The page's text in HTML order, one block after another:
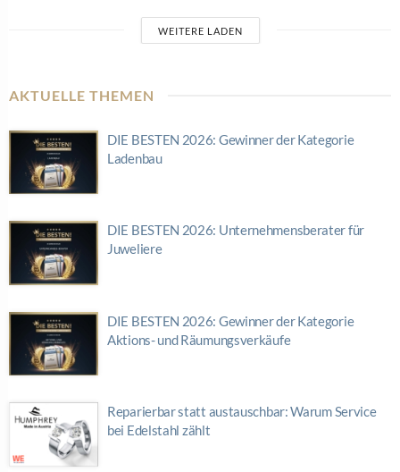
WEITERE LADEN
AKTUELLE THEMEN
DIE BESTEN 2026: Gewinner der Kategorie
Ladenbau
DIE BESTEN 2026: Unternehmensberater für
Juweliere
DIE BESTEN 2026: Gewinner der Kategorie
Aktions- und Räumungsverkäufe
Reparierbar statt austauschbar: Warum Service
bei Edelstahl zählt